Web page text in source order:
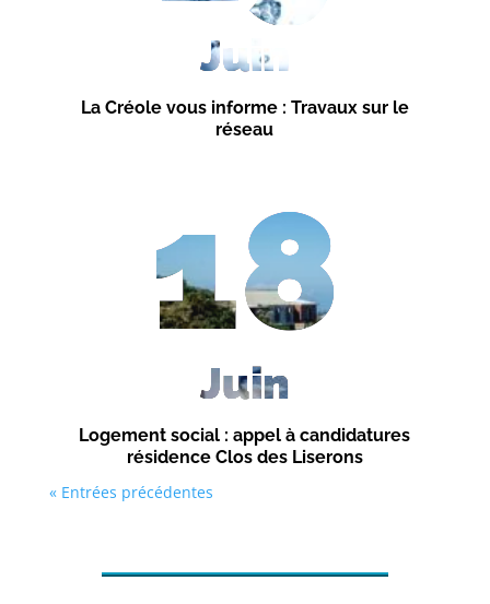
La Créole vous informe : Travaux sur le
réseau
Juin
Logement social : appel à candidatures
résidence Clos des Liserons
18
Juin
« Entrées précédentes